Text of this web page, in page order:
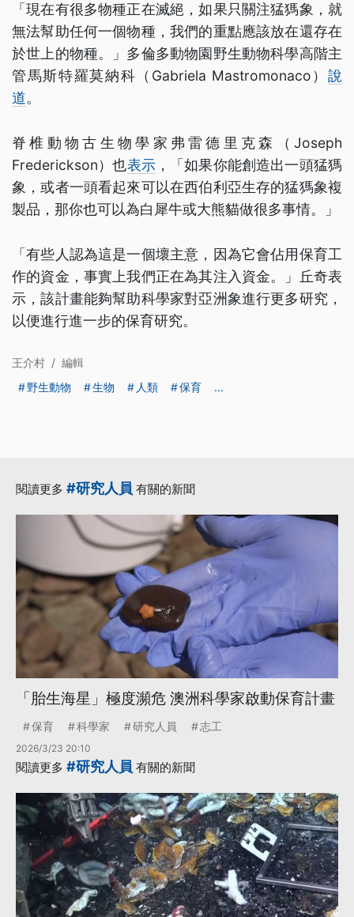
「現在有很多物種正在滅絕，如果只關注猛獁象，就
無法幫助任何一個物種，我們的重點應該放在還存在
於世上的物種。」多倫多動物園野生動物科學高階主
管馬斯特羅莫納科（Gabriela Mastromonaco） 說
道。
脊椎動物古生物學家弗雷德里克森（Joseph
Frederickson）也表示，「如果你能創造出一頭猛獁
象，或者一頭看起來可以在西伯利亞生存的猛獁象複
製品，那你也可以為白犀牛或大熊貓做很多事情。」
「有些人認為這是一個壞主意，因為它會佔用保育工
作的資金，事實上我們正在為其注入資金。」丘奇表
示，該計畫能夠幫助科學家對亞洲象進行更多研究，
以便進行進一步的保育研究。
王介村 / 編輯
野生動物
生物 人類 保育 ...
閱讀更多 #研究人員 有關的新聞
「胎生海星」極度瀕危 澳洲科學家啟動保育計畫
保育 科學家 研究人員 志工
2026/3/23 20:10
閱讀更多 #研究人員 有關的新聞